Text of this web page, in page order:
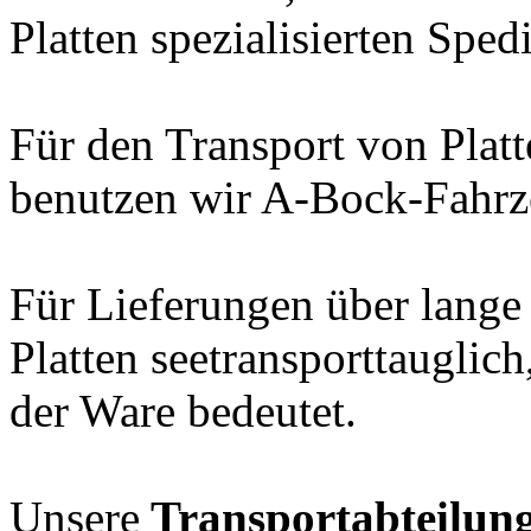
Platten spezialisierten
Für den Transport von
benutzen wir A-Bock-
Für Lieferungen über
Platten
der Ware bedeutet.
Unsere